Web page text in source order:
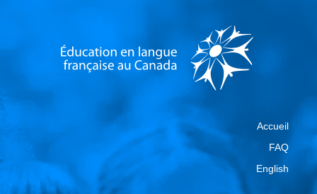
Accueil
FAQ
English